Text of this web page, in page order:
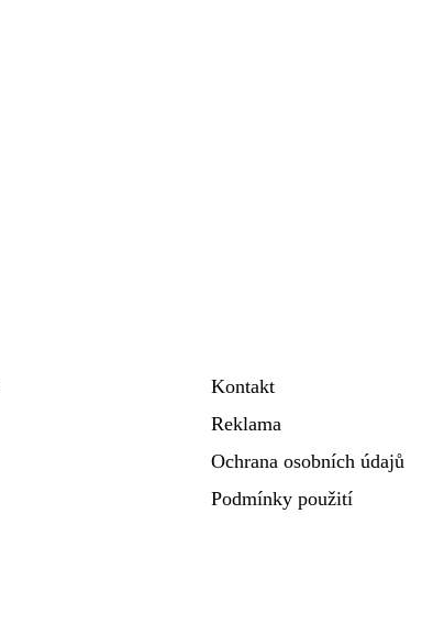
Kontakt
Reklama
Ochrana osobních údajů
Podmínky použití